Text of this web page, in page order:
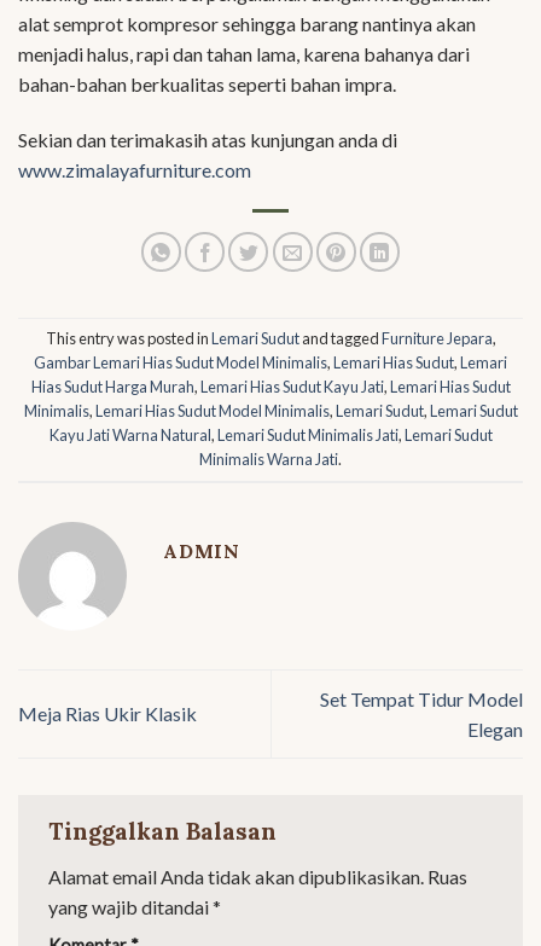
alat semprot kompresor sehingga barang nantinya akan
menjadi halus, rapi dan tahan lama, karena bahanya dari
bahan-bahan berkualitas seperti bahan impra.
Sekian dan terimakasih atas kunjungan anda di
www.zimalayafurniture.com
This entry was posted inLemari Sudutand taggedFurniture Jepara,
Gambar Lemari Hias Sudut Model Minimalis,Lemari Hias Sudut,Lemari
Hias Sudut Harga Murah,Lemari Hias Sudut Kayu Jati,Lemari Hias Sudut
Minimalis,Lemari Hias Sudut Model Minimalis,Lemari Sudut,Lemari Sudut
Kayu Jati Warna Natural,Lemari Sudut Minimalis Jati,Lemari Sudut
Minimalis Warna Jati.
ADMIN
Meja Rias Ukir Klasik
Set Tempat Tidur Model
Elegan
Tinggalkan Balasan
Alamat email Anda tidak akan dipublikasikan. Ruas
yang wajib ditandai*